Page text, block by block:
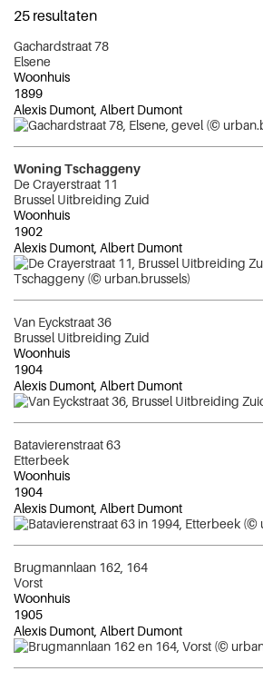
25 resultaten
Gachardstraat 78
Elsene
Woonhuis
1899
Alexis Dumont, Albert Dumont
Woning Tschaggeny
De Crayerstraat 11
Brussel Uitbreiding Zuid
Woonhuis
1902
Alexis Dumont, Albert Dumont
Van Eyckstraat 36
Brussel Uitbreiding Zuid
Woonhuis
1904
Alexis Dumont, Albert Dumont
Batavierenstraat 63
Etterbeek
Woonhuis
1904
Alexis Dumont, Albert Dumont
Brugmannlaan 162, 164
Vorst
Woonhuis
1905
Alexis Dumont, Albert Dumont